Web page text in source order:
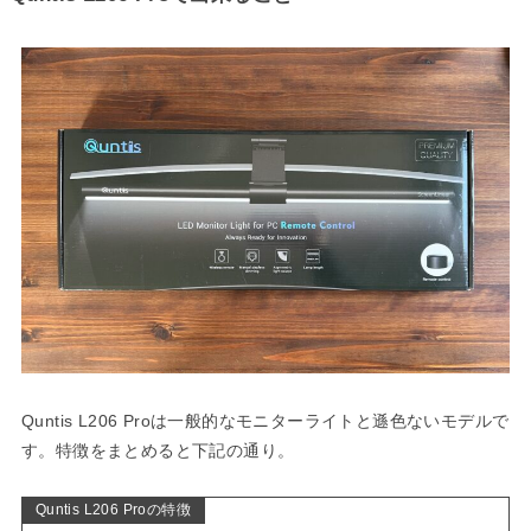
Quntis L206 Proは一般的なモニターライトと遜色ないモデルで
す。特徴をまとめると下記の通り。
Quntis L206 Proの特徴